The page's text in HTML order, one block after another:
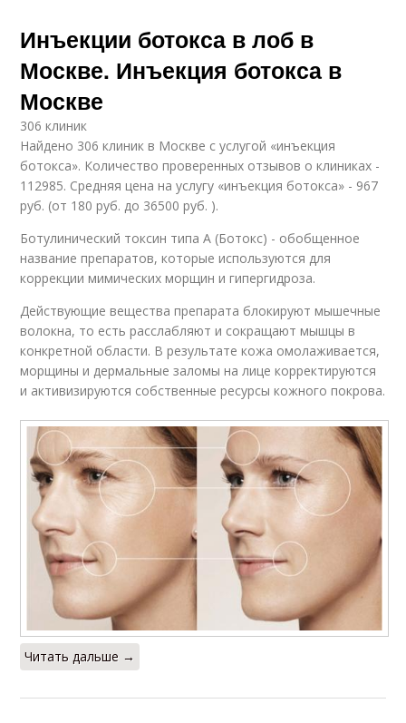
Инъекции ботокса в лоб в
Москве. Инъекция ботокса в
Москве
306 клиник
Найдено 306 клиник в Москве с услугой «инъекция
ботокса». Количество проверенных отзывов о клиниках -
112985. Средняя цена на услугу «инъекция ботокса» - 967
руб. (от 180 руб. до 36500 руб. ).
Ботулинический токсин типа А (Ботокс) - обобщенное
название препаратов, которые используются для
коррекции мимических морщин и гипергидроза.
Действующие вещества препарата блокируют мышечные
волокна, то есть расслабляют и сокращают мышцы в
конкретной области. В результате кожа омолаживается,
морщины и дермальные заломы на лице корректируются
и активизируются собственные ресурсы кожного покрова.
Читать дальше →